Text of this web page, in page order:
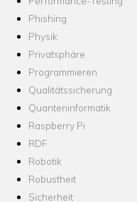
Phishing
Physik
Privatsphäre
Programmieren
Qualitätssicherung
Quanteninformatik
Raspberry Pi
RDF
Robotik
Robustheit
Sicherheit